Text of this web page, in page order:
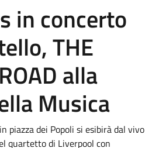
in concerto
THE
alla
Musica
piazza dei Popoli si esibirà dal vivo
quartetto di Liverpool con